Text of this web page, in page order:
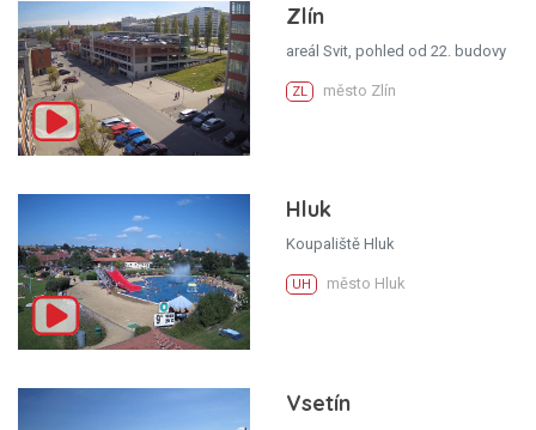
Zlín
areál Svit, pohled od 22. budovy
ZL město Zlín
Hluk
Koupaliště Hluk
UH město Hluk
Vsetín